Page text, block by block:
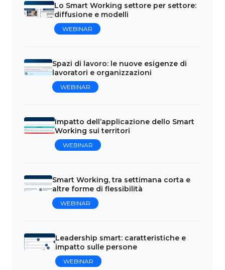
Lo Smart Working settore per settore:
diffusione e modelli
WEBINAR
Spazi di lavoro: le nuove esigenze di
lavoratori e organizzazioni
WEBINAR
Impatto dell’applicazione dello Smart
Working sui territori
WEBINAR
Smart Working, tra settimana corta e
altre forme di flessibilità
WEBINAR
Leadership smart: caratteristiche e
impatto sulle persone
WEBINAR